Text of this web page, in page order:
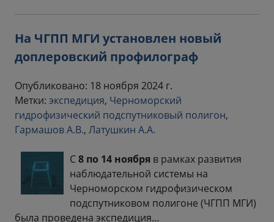
На ЧГПП МГИ установлен новый
доплеровский профилограф
Опубликовано: 18 ноября 2024 г.
Метки: экспедиция, Черноморский
гидрофизический подспутниковый полигон,
Гармашов А.В., Латушкин А.А.
С8 по 14 ноября в рамках развития
наблюдательной системы на
Черноморском гидрофизическом
подспутниковом полигоне (ЧГПП МГИ)
была проведена экспедиция…